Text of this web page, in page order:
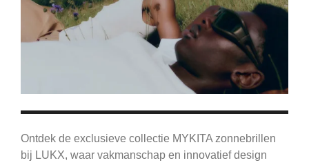
Ontdek de exclusieve collectie MYKITA zonnebrillen
bij LUKX, waar vakmanschap en innovatief design